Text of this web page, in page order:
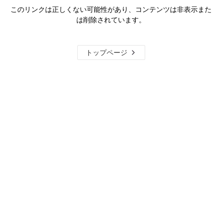
このリンクは正しくない可能性があり、コンテンツは非表示また
は削除されています。
トップページ